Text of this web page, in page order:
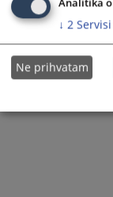
Analitika
↓ 2
Ne prihvatam